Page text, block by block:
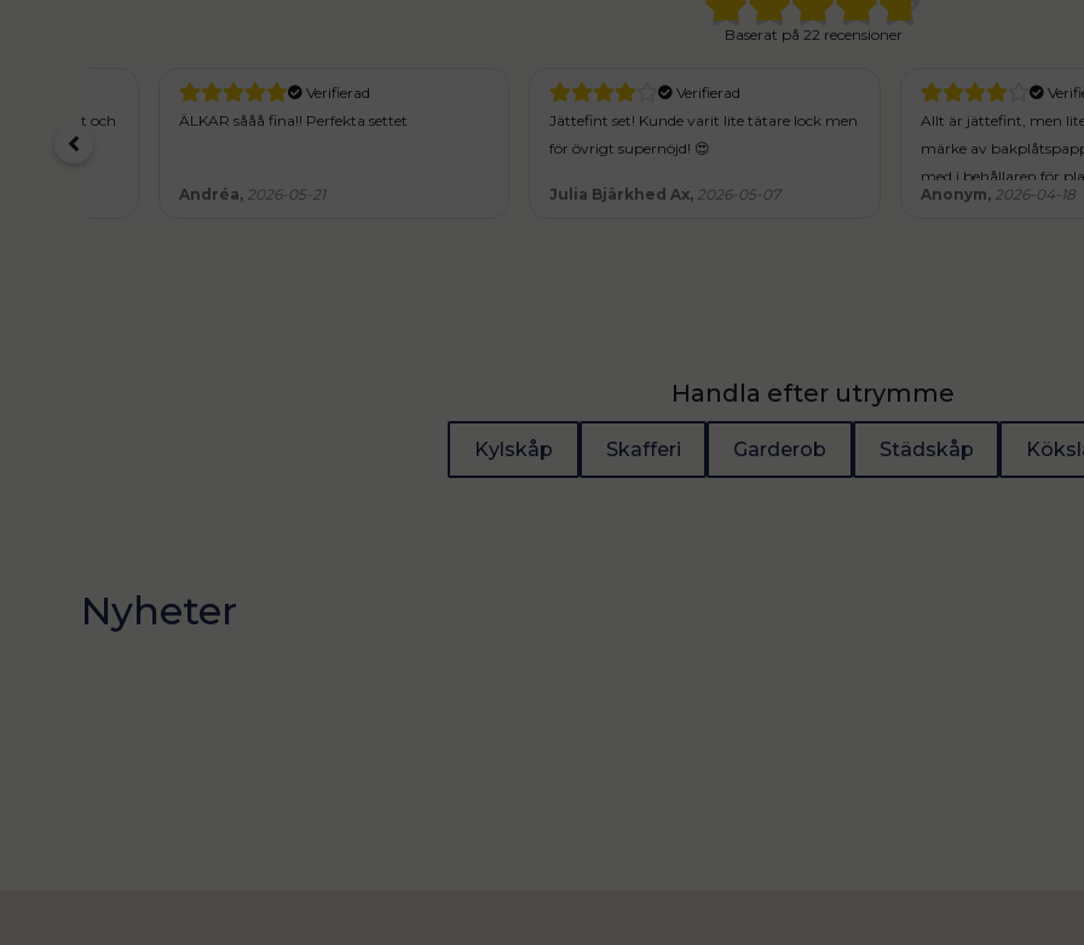
Baserat på 22 recensioner
Verifierad
ÄLKAR sååå fina!! Perfekta settet
2026-05-21
Verifierad
Jättefint set! Kunde varit lite tätare lock men
för övrigt supernöjd! 😍
Julia Bjärkhed Ax,2026-05-07
Verifierad
Allt är jättefint, men lite
märke av bakplåtspapper man
med i behållaren för plast,
bakplåtspapper, alla rullar jag
2026-04-18
Handla efter utrymme
Kylskåp Skafferi Garderob Städskåp
Nyheter